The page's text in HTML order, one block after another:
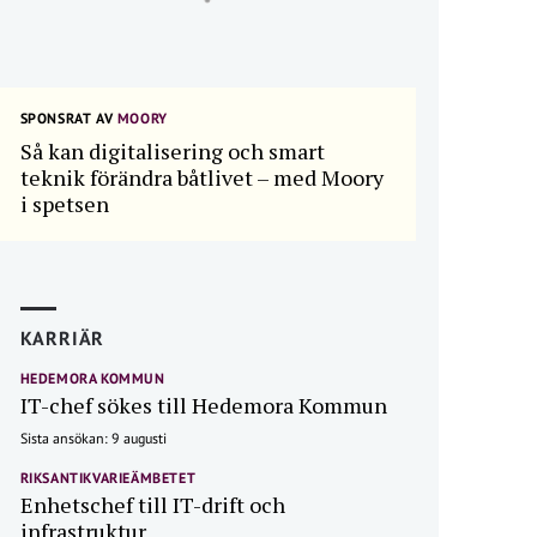
SPONSRAT AVMOORY
Så kan digitalisering och smart
teknik förändra båtlivet – med Moory
i spetsen
KARRIÄR
HEDEMORA KOMMUN
IT-chef sökes till Hedemora Kommun
Sista ansökan: 9 augusti
RIKSANTIKVARIEÄMBETET
Enhetschef till IT-drift och
infrastruktur